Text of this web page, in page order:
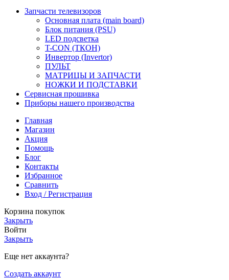
Запчасти телевизоров
Основная плата (main board)
Блок питания (PSU)
LED подсветка
T-CON (ТКОН)
Инвертор (Invertor)
ПУЛЬТ
МАТРИЦЫ И ЗАПЧАСТИ
НОЖКИ И ПОДСТАВКИ
Сервисная прошивка
Приборы нашего производства
Главная
Магазин
Акция
Помощь
Блог
Контакты
Избранное
Сравнить
Вход / Регистрация
Корзина покупок
Закрыть
Войти
Закрыть
Еще нет аккаунта?
Создать аккаунт